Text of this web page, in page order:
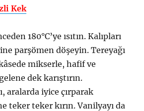
Kek
180°C’ye ısıtın. Kalıpları
parşömen döşeyin. Tereyağı
mikserle, hafif ve
dek karıştırın.
aralarda iyice çırparak
teker teker kırın. Vanilyayı da